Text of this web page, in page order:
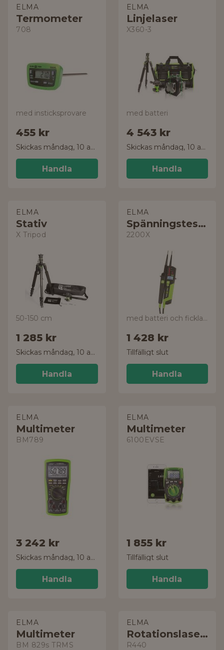
ELMA
Termometer
708
med insticksprovare
455 kr
Skickas måndag, 10 aug.
Handla
ELMA
Linjelaser
X360-3
med batteri
4 543 kr
Skickas måndag, 10 aug.
Handla
ELMA
Stativ
X Tripod
50-150 cm
1 285 kr
Skickas måndag, 10 aug.
Handla
ELMA
Spänningstestare
2200X
med batteri och ficklampa
1 428 kr
Tillfälligt slut
Handla
ELMA
Multimeter
BM789
3 242 kr
Skickas måndag, 10 aug.
Handla
ELMA
Multimeter
6100EVSE
1 855 kr
Tillfälligt slut
Handla
ELMA
Multimeter
BM 829s TRMS
ELMA
Rotationslaserpaket
R440